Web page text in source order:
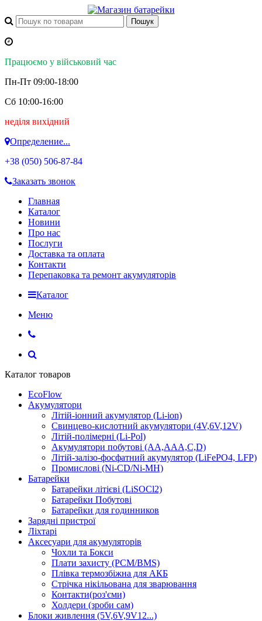
Працюємо у військовий час
Пн-Пт 09:00-18:00
Сб 10:00-16:00
неділя вихідний
Определение...
+38 (050) 506-87-84
Заказать звонок
Главная
Каталог
Новини
Про нас
Послуги
Доставка та оплата
Контакти
Перепаковка та ремонт акумуляторів
Каталог
Меню
Каталог товаров
EcoFlow
Акумулятори
Літій-іонний акумулятор (Li-ion)
Свинцево-кислотний акумулятори (4V,6V,12V)
Літій-полімерні (Li-Pol)
Акумулятори побутові (AA,AAA,C,D)
Літій-залізо-фосфатний акумулятор (LiFePO4, LFP)
Промислові (Ni-CD/Ni-MH)
Батарейки
Батарейки літієві (LiSOCl2)
Батарейки Побутові
Батарейки для годинников
Зарядні пристрої
Ліхтарі
Аксесуари для акумуляторів
Чохли та Бокси
Плати захисту (PCM/BMS)
Плівка термозбіжна для АКБ
Стрічка нікільована для зварювання
Контакти(роз'єми)
Холдери (зроби сам)
Блоки живлення (5V,6V,9V12...)